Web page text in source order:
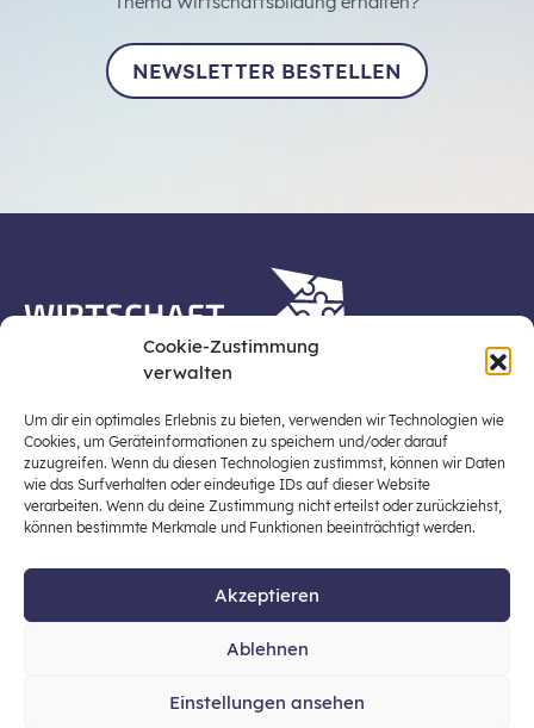
Cookie-Zustimmung
verwalten
Um dir ein optimales Erlebnis zu bieten, verwenden wir Technologien wie
Cookies, um Geräteinformationen zu speichern und/oder darauf
zuzugreifen. Wenn du diesen Technologien zustimmst, können wir Daten
wie das Surfverhalten oder eindeutige IDs auf dieser Website
verarbeiten. Wenn du deine Zustimmung nicht erteilst oder zurückziehst,
können bestimmte Merkmale und Funktionen beeinträchtigt werden.
Akzeptieren
Ablehnen
Einstellungen ansehen
NEWSLETTER BESTELLEN
Stiftung für Wirtschaftsbildung, Österreichs zentraler
Plattform für die Stärkung und Verbreiterung einer
lebensweltbezogenen und verantwortungsvollen
Wirtschaftsbildung in der schulischen Allgemeinbildung
(Fokus: Sekundarstufe I).
© 2026 Stiftung für Wirtschaftsbildung
Datenschutz